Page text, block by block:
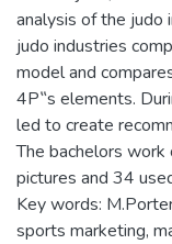
analysis of the judo
judo industries
model and
4P‟s elements.
led to create
The bachelors
pictures and 34
Key words:
sports marketing,